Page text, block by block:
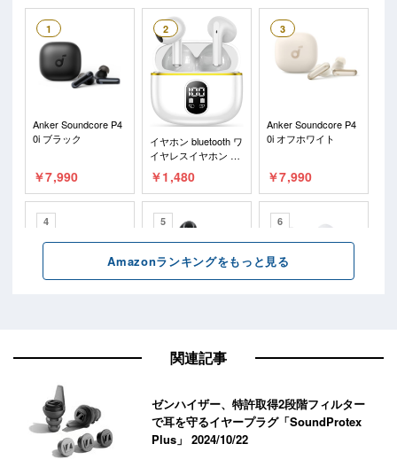
関連記事
ゼンハイザー、特許取得2段階フィルター
で耳を守るイヤープラグ「SoundProtex
Plus」2024/10/22